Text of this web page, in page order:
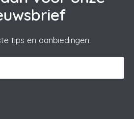
tips en aanbiedingen.